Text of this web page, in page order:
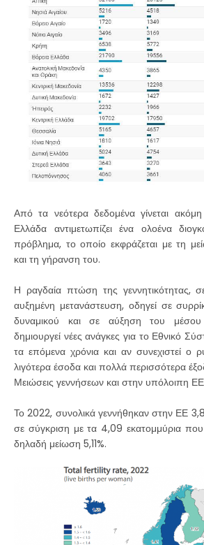
Από τα νεότερα δεδομένα γίνεται
Ελλάδα αντιμετωπίζει ένα ολοένα
πρόβλημα, το οποίο εκφράζεται με τη
και τη γήρανση του.
Η ραγδαία πτώση της γεννητικότητας,
αυξημένη μετανάστευση, οδηγεί σε
δυναμικού και σε αύξηση του
δημιουργεί νέες ανάγκες για το Εθνικό
τα επόμενα χρόνια και αν συνεχιστεί ο
λιγότερα έσοδα και πολλά περισσότερα
Μειώσεις γεννήσεων και στην υπόλοιπη ΕΕ
Το 2022, συνολικά γεννήθηκαν στην ΕΕ
σε σύγκριση με τα 4,09 εκατομμύρια
δηλαδή μείωση 5,11%.